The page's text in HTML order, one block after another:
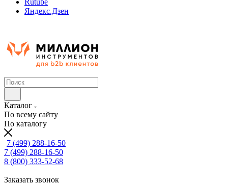
Rutube
Яндекс.Дзен
Каталог
По всему сайту
По каталогу
7 (499) 288-16-50
7 (499) 288-16-50
8 (800) 333-52-68
Заказать звонок